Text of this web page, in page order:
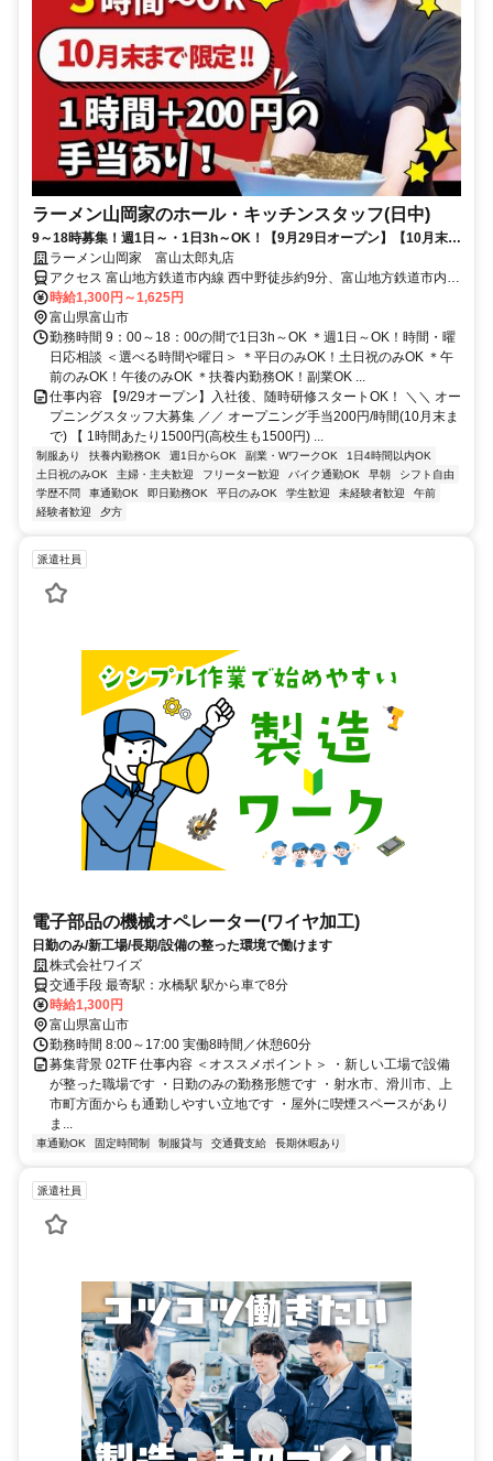
ラーメン山岡家のホール・キッチンスタッフ(日中)
9～18時募集！週1日～・1日3h～OK！【9月29日オープン】【10月末ま
で時給1300円＋1時間手当200円】オープニングスタッフ募集
ラーメン山岡家 富山太郎丸店
アクセス 富山地方鉄道市内線 西中野徒歩約9分、富山地方鉄道市内線
小泉町（富山県）徒歩約9分、富山地方鉄道市内線 広貫堂前徒歩約12
分
時給1,300円～1,625円
富山県富山市
勤務時間 9：00～18：00の間で1日3h～OK ＊週1日～OK！時間・曜
日応相談 ＜選べる時間や曜日＞ ＊平日のみOK！土日祝のみOK ＊午
前のみOK！午後のみOK ＊扶養内勤務OK！副業OK ...
仕事内容 【9/29オープン】入社後、随時研修スタートOK！ ＼＼ オー
プニングスタッフ大募集 ／／ オープニング手当200円/時間(10月末ま
で) 【 1時間あたり1500円(高校生も1500円) ...
制服あり 扶養内勤務OK 週1日からOK 副業・WワークOK
1日4時間以内OK
土日祝のみOK
主婦・主夫歓迎 フリーター歓迎 バイク通勤OK 早朝
シフト自由
学歴不問
車通勤OK 即日勤務OK 平日のみOK 学生歓迎 未経験者歓迎
午前
経験者歓迎
夕方
派遣社員
電子部品の機械オペレーター(ワイヤ加工)
日勤のみ/新工場/長期/設備の整った環境で働けます
株式会社ワイズ
交通手段 最寄駅：水橋駅 駅から車で8分
時給1,300円
富山県富山市
勤務時間 8:00～17:00 実働8時間／休憩60分
募集背景 02TF 仕事内容 ＜オススメポイント＞ ・新しい工場で設備
が整った職場です ・日勤のみの勤務形態です ・射水市、滑川市、上
市町方面からも通勤しやすい立地です ・屋外に喫煙スペースがあり
ま...
車通勤OK 固定時間制 制服貸与 交通費支給 長期休暇あり
派遣社員